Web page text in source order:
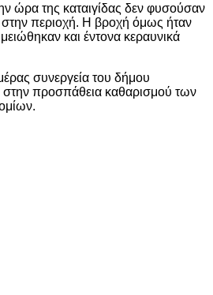
ώρα της καταιγίδας δεν φυσούσαν
στην περιοχή. Η βροχή όμως ήταν
και έντονα κεραυνικά
συνεργεία του δήμου
στην προσπάθεια καθαρισμού των